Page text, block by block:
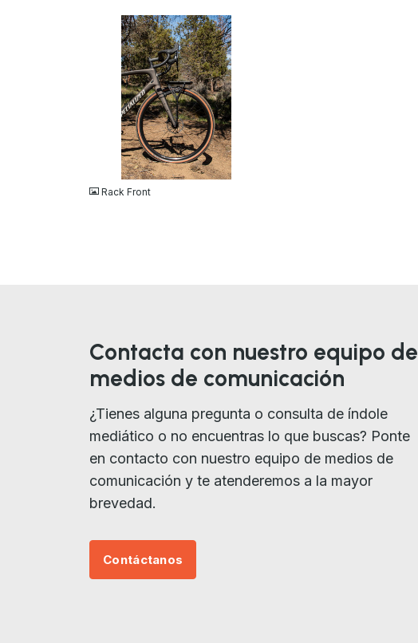
Rack Front
Contacta con nuestro equipo de
medios de comunicación
¿Tienes alguna pregunta o consulta de índole
mediático o no encuentras lo que buscas? Ponte
en contacto con nuestro equipo de medios de
comunicación y te atenderemos a la mayor
brevedad.
Contáctanos